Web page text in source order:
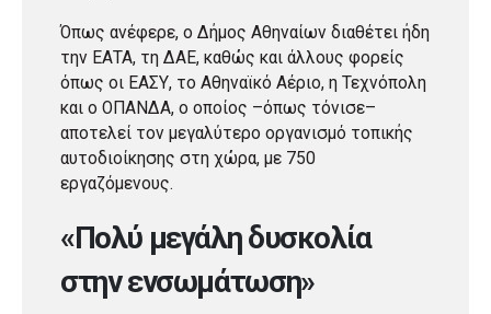
Όπως ανέφερε, ο Δήμος Αθηναίων διαθέτει ήδη
την ΕΑΤΑ, τη ΔΑΕ, καθώς και άλλους φορείς
όπως οι ΕΑΣΥ, το Αθηναϊκό Αέριο, η Τεχνόπολη
και ο ΟΠΑΝΔΑ, ο οποίος –όπως τόνισε–
αποτελεί τον μεγαλύτερο οργανισμό τοπικής
αυτοδιοίκησης στη χώρα, με 750
εργαζόμενους.
«Πολύ μεγάλη δυσκολία
στην ενσωμάτωση»